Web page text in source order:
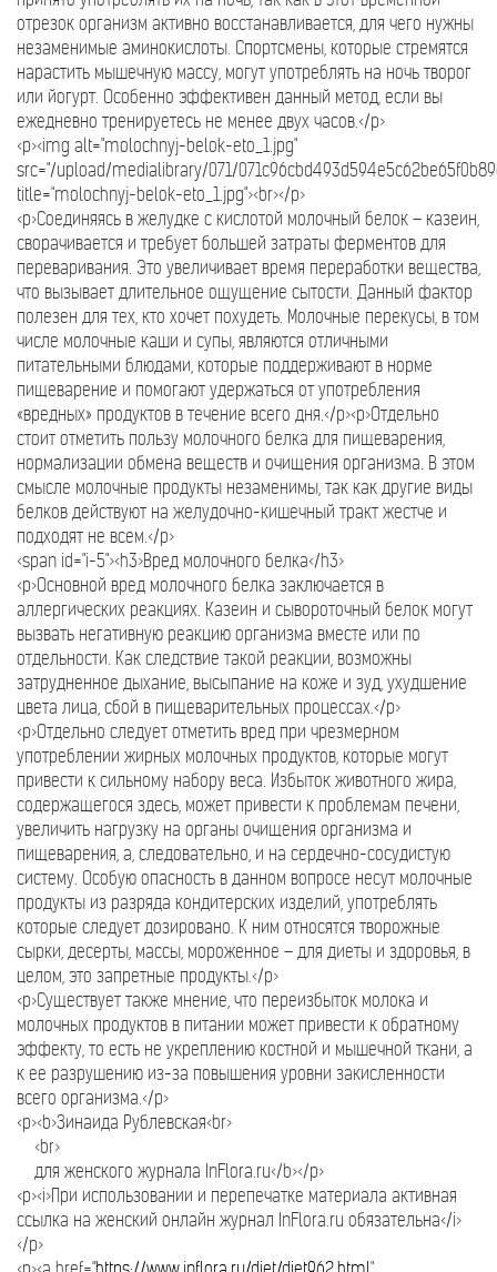
отрезок организм активно восстанавливается, для чего нужны
незаменимые аминокислоты. Спортсмены, которые стремятся
нарастить мышечную массу, могут употреблять на ночь творог
или йогурт. Особенно эффективен данный метод, если вы
ежедневно тренируетесь не менее двух часов.</p>
<p><img alt="molochnyj-belok-eto_1.jpg"
src="/upload/medialibrary/071/
title="molochnyj-belok-eto_1.jpg"><br></p>
<p>Соединяясь в желудке с кислотой молочный белок – казеин,
сворачивается и требует большей затраты ферментов для
переваривания. Это увеличивает время переработки вещества,
что вызывает длительное ощущение сытости. Данный фактор
полезен для тех, кто хочет похудеть. Молочные перекусы, в том
числе молочные каши и супы, являются отличными
питательными блюдами, которые поддерживают в норме
пищеварение и помогают удержаться от употребления
«вредных» продуктов в течение всего дня.</p><p>Отдельно
стоит отметить пользу молочного белка для пищеварения,
нормализации обмена веществ и очищения организма. В этом
смысле молочные продукты незаменимы, так как другие виды
белков действуют на желудочно-кишечный тракт жестче и
подходят не всем.</p>
<span id="i-5"><h3>Вред молочного белка</h3>
<p>Основной вред молочного белка заключается в
аллергических реакциях. Казеин и сывороточный белок могут
вызвать негативную реакцию организма вместе или по
отдельности. Как следствие такой реакции, возможны
затрудненное дыхание, высыпание на коже и зуд, ухудшение
цвета лица, сбой в пищеварительных процессах.</p>
<p>Отдельно следует отметить вред при чрезмерном
употреблении жирных молочных продуктов, которые могут
привести к сильному набору веса. Избыток животного жира,
содержащегося здесь, может привести к проблемам печени,
увеличить нагрузку на органы очищения организма и
пищеварения, а, следовательно, и на сердечно-сосудистую
систему. Особую опасность в данном вопросе несут молочные
продукты из разряда кондитерских изделий, употреблять
которые следует дозировано. К ним относятся творожные
сырки, десерты, массы, мороженное – для диеты и здоровья, в
целом, это запретные продукты.</p>
<p>Существует также мнение, что переизбыток молока и
молочных продуктов в питании может привести к обратному
эффекту, то есть не укреплению костной и мышечной ткани, а
к ее разрушению из-за повышения уровни закисленности
всего организма.</p>
<p><b>Зинаида Рублевская<br>
<br>
для женского журнала InFlora.ru</b></p>
<p><i>При использовании и перепечатке материала активная
ссылка на женский онлайн журнал InFlora.ru обязательна</i>
</p>